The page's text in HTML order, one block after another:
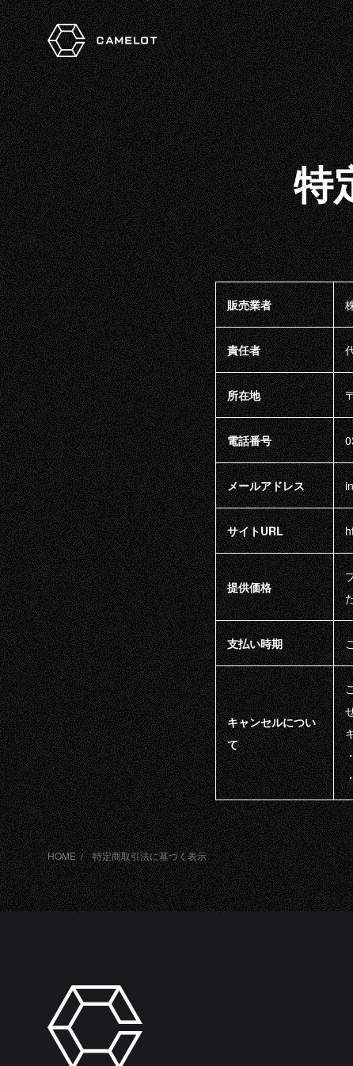
HOME
EVENTS
VIP
ABOUT
ACCESS
DJ
特
販売業者
責任者
所在地
電話番号
メールアドレス
サイトURL
提供価格
支払い時期
キャンセルについ
て
HOME 特定商取引法に基づく表示